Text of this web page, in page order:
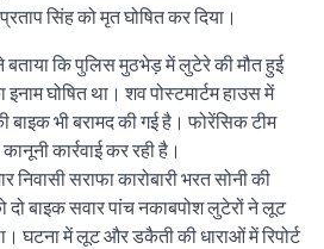
सिंह को मृत घोषित कर दिया।
बताया कि पुलिस मुठभेड़ में लुटेरे की मौत हुई
घोषित था। शव पोस्टमार्टम हाउस में
बाइक भी बरामद की गई है। फोरेंसिक टीम
कार्रवाई कर रही है।
सराफा कारोबारी भरत सोनी की
बाइक सवार पांच नकाबपोश लुटेरों ने लूट
घटना में लूट और डकैती की धाराओं में रिपोर्ट